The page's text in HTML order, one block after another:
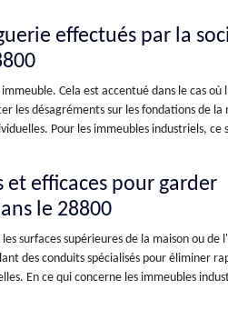
effectués par la
Cela est accentué dans le cas où
les désagréments sur les fondations de la
Pour les immeubles industriels, ce
et efficaces pour garder
le 28800
surfaces supérieures de la maison ou de
des conduits spécialisés pour éliminer
En ce qui concerne les immeubles